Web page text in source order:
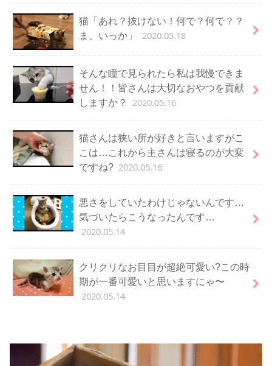
猫「あれ？抜けない！何で？何で？？
ま、いっか」
2020.05.18
そんな瞳で見られたら私は我慢できま
せん！！皆さんは大切なおやつを貢献
しますか？
2020.05.16
猫さんは狭い所が好きと言いますがこ
こは…これから主さんは寝るのが大変
ですね? 2020.05.16
悪さをしていたわけじゃないんです…
気づいたらこうなったんです…
2020.05.14
クリクリなお目目が超絶可愛い?この時
期が一番可愛いと思いますにゃ〜
2020.05.14